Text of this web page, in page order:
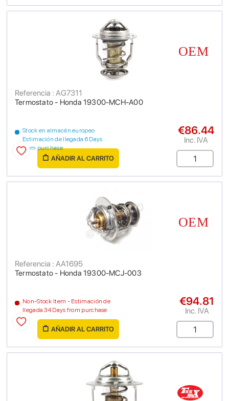
Termostato - Honda 19300-MCH-A00
Referencia : AG7311
Stock en almacén europeo
Estimación de llegada 6 Days
from purchase
€86.44
Inc. IVA
AÑADIR AL CARRITO
Termostato - Honda 19300-MCJ-003
Referencia : AA1695
Non-Stock Item - Estimación de
llegada 34 Days from purchase
€94.81
Inc. IVA
AÑADIR AL CARRITO